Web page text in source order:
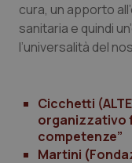
cura, un apporto
sanitaria e quindi
l’universalità del
Cicchetti
organizzativo
competenze”
Martini
tracking-
tracking-
tracking-
session-id